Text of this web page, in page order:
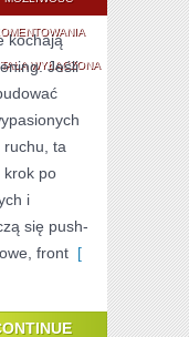
TRENING
WYŁĄCZONA
kochają
Jeśli
ruchu, ta
krok po
i
się push-
front [